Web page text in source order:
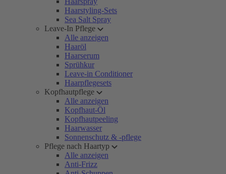
Haarstyling-Sets
Sea Salt Spray
Leave-In Pflege
Alle anzeigen
Haaröl
Haarserum
Sprühkur
Leave-in Conditioner
Haarpflegesets
Kopfhautpflege
Alle anzeigen
Kopfhaut-Öl
Kopfhautpeeling
Haarwasser
Sonnenschutz & -pflege
Pflege nach Haartyp
Alle anzeigen
Anti-Frizz